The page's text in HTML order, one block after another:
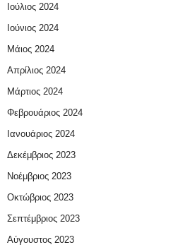
Ιούλιος 2024
Ιούνιος 2024
Μάιος 2024
Απρίλιος 2024
Μάρτιος 2024
Φεβρουάριος 2024
Ιανουάριος 2024
Δεκέμβριος 2023
Νοέμβριος 2023
Οκτώβριος 2023
Σεπτέμβριος 2023
Αύγουστος 2023